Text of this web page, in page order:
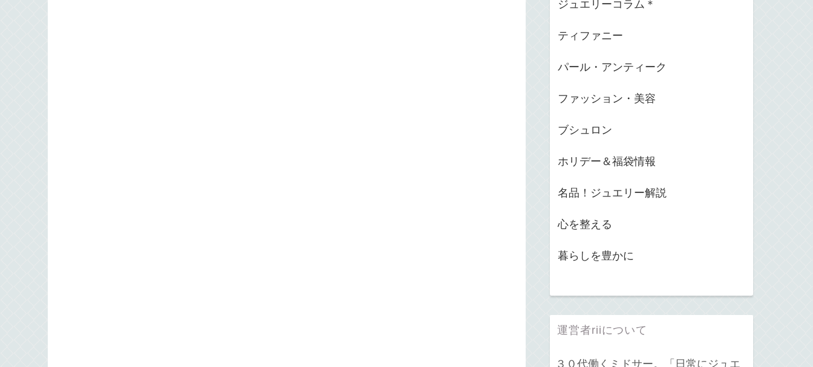
ジュエリーコラム＊
ティファニー
パール・アンティーク
ファッション・美容
ブシュロン
ホリデー＆福袋情報
名品！ジュエリー解説
心を整える
暮らしを豊かに
運営者riiについて
３０代働くミドサー。「日常にジュエ